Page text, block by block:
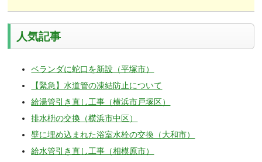
人気記事
ベランダに蛇口を新設（平塚市）
【緊急】水道管の凍結防止について
給湯管引き直し工事（横浜市戸塚区）
排水枡の交換（横浜市中区）
壁に埋め込まれた浴室水栓の交換（大和市）
給水管引き直し工事（相模原市）